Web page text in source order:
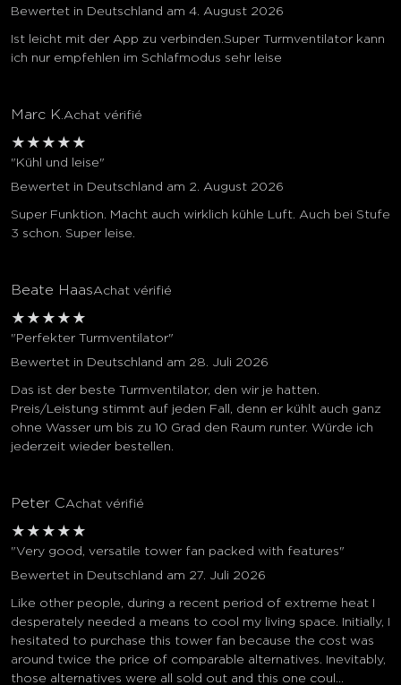
Bewertet in Deutschland am 4. August 2026
Ist leicht mit der App zu verbinden.Super Turmventilator kann
ich nur empfehlen im Schlafmodus sehr leise
Marc K. Achat vérifié
★ ★ ★ ★ ★
"Kühl und leise"
Bewertet in Deutschland am 2. August 2026
Super Funktion. Macht auch wirklich kühle Luft. Auch bei Stufe
3 schon. Super leise.
Beate HaasAchat vérifié
★ ★ ★ ★ ★
"Perfekter Turmventilator"
Bewertet in Deutschland am 28. Juli 2026
Das ist der beste Turmventilator, den wir je hatten.
Preis/Leistung stimmt auf jeden Fall, denn er kühlt auch ganz
ohne Wasser um bis zu 10 Grad den Raum runter. Würde ich
jederzeit wieder bestellen.
Peter CAchat vérifié
★ ★ ★ ★ ★
"Very good, versatile tower fan packed with features"
Bewertet in Deutschland am 27. Juli 2026
Like other people, during a recent period of extreme heat I
desperately needed a means to cool my living space. Initially, I
hesitated to purchase this tower fan because the cost was
around twice the price of comparable alternatives. Inevitably,
those alternatives were all sold out and this one coul...